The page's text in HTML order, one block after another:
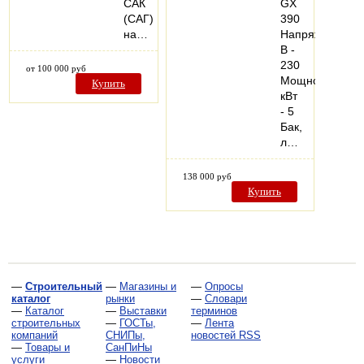
САК
(САГ)
на…
от 100 000 руб
Купить
GX
390
Напряжение,
В -
230
Мощность,
кВт
- 5
Бак,
л…
138 000 руб
Купить
— Строительный
каталог
— Каталог
строительных
компаний
— Товары и
услуги
— Магазины и
рынки
— Выставки
— ГОСТы,
СНИПы,
СанПиНы
— Новости
— Опросы
— Словари
терминов
— Лента
новостей RSS